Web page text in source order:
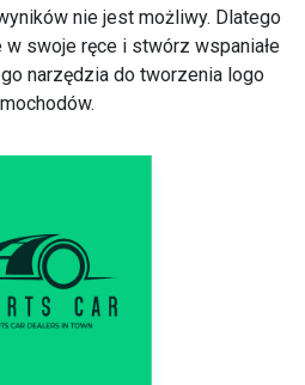
nie jest możliwy. Dlatego
swoje ręce i stwórz wspaniałe
narzędzia do tworzenia logo